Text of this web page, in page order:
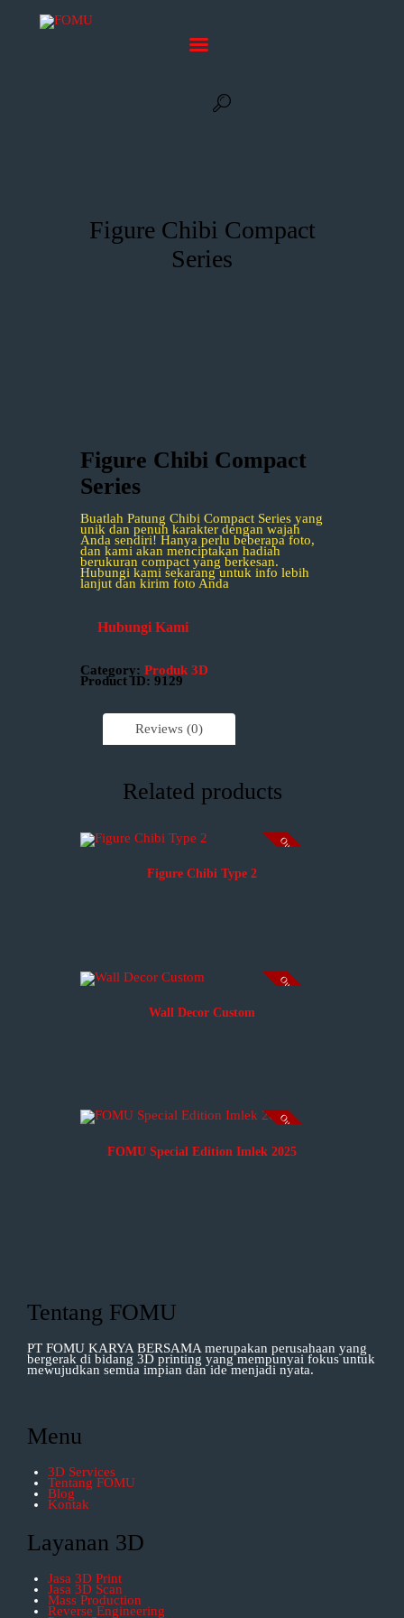
Figure Chibi Compact
Series
Figure Chibi Compact
Series
Buatlah Patung Chibi Compact Series yang
unik dan penuh karakter dengan wajah
Anda sendiri! Hanya perlu beberapa foto,
dan kami akan menciptakan hadiah
berukuran compact yang berkesan.
Hubungi kami sekarang untuk info lebih
lanjut dan kirim foto Anda
Hubungi Kami
Category: Produk 3D
Product ID: 9129
Reviews (0)
Related products
Out of stock
Figure Chibi Type 2
Out of stock
Wall Decor Custom
Out of stock
FOMU Special Edition Imlek 2025
Tentang FOMU
PT FOMU KARYA BERSAMA merupakan perusahaan yang
bergerak di bidang 3D printing yang mempunyai fokus untuk
mewujudkan semua impian dan ide menjadi nyata.
Menu
3D Services
Tentang FOMU
Blog
Kontak
Layanan 3D
Jasa 3D Print
Jasa 3D Scan
Mass Production
Reverse Engineering